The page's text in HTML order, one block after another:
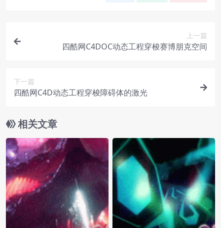
上一篇
四酷网C4DOC动态工程穿梭赛博朋克空间
下一篇
四酷网C4D动态工程穿梭障碍体的激光
相关文章